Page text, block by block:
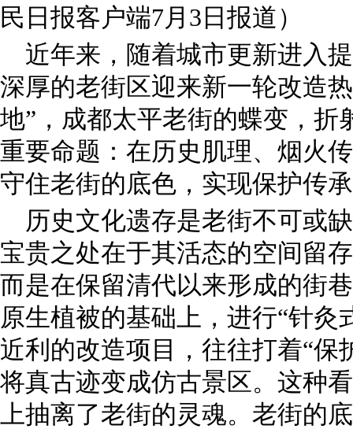
民日报客户端7月3日报道）
近年来，随着城市更新进入
深厚的老街区迎来新一轮改造
地”，成都太平老街的蝶变，折
重要命题：在历史肌理、烟火
守住老街的底色，实现保护传
历史文化遗存是老街不可或
宝贵之处在于其活态的空间留
而是在保留清代以来形成的街
原生植被的基础上，进行“针灸
近利的改造项目，往往打着“保
将真古迹变成仿古景区。这种
上抽离了老街的灵魂。老街的